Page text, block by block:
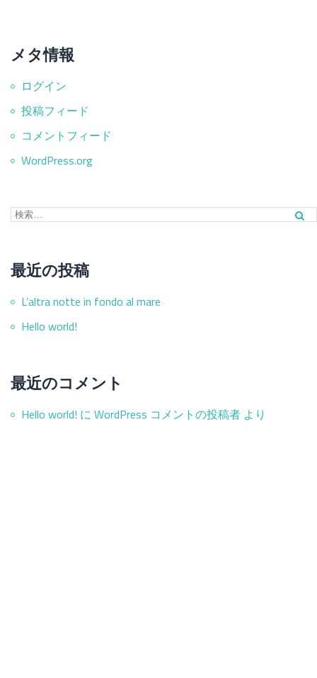
メタ情報
ログイン
投稿フィード
コメントフィード
WordPress.org
最近の投稿
L’altra notte in fondo al mare
Hello world!
最近のコメント
Hello world! に WordPress コメントの投稿者 より